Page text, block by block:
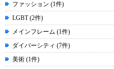
ファッション (1件)
LGBT (2件)
メインフレーム (1件)
ダイバーシティ (7件)
美術 (1件)